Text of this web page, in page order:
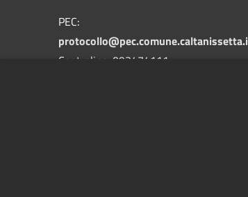
PEC:
Centralino: 093474111